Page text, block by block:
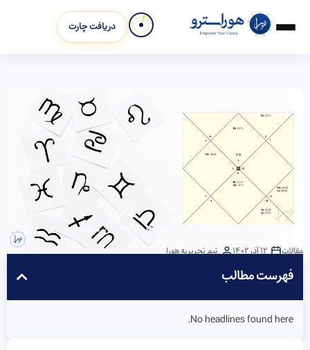
دریافت چارت
چارت تولد چیست و چگونه کار می‌کند؟ به زبان ساده
مقالات 12 آذر 1402 تیم تحریریه هورا
فهرست مطالب
No headlines found here.